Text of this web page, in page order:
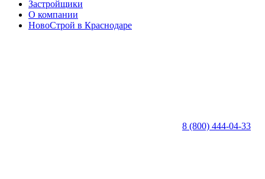
Застройщики
О компании
НовоСтрой в Краснодаре
8 (800) 444-04-33